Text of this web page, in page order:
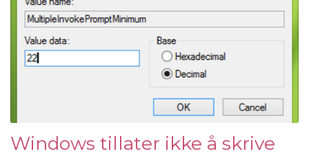
Windows tillater ikke å skrive